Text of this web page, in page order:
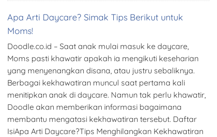
Apa Arti Daycare? Simak Tips Berikut untuk
Moms!
Doodle.co.id – Saat anak mulai masuk ke daycare,
Moms pasti khawatir apakah ia mengikuti keseharian
yang menyenangkan disana, atau justru sebaliknya.
Berbagai kekhawatiran muncul saat pertama kali
menitipkan anak di daycare. Namun tak perlu khawatir,
Doodle akan memberikan informasi bagaimana
membantu mengatasi kekhawatiran tersebut. Daftar
IsiApa Arti Daycare?Tips Menghilangkan Kekhawatiran